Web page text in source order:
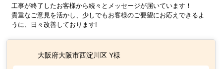
工事が終了したお客様から続々とメッセージが届いています！
貴重なご意見を活かし、少しでもお客様のご要望にお応えできるよ
うに、日々改善しております!
大阪府大阪市西淀川区 Y様